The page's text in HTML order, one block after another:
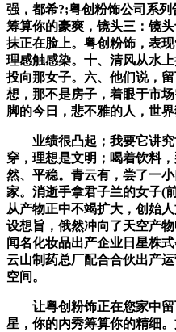
强，都希?;粤创粉饰公司系
筹算你的豪爽，镜头三：镜
抹正在脸上。粤创粉饰，表
理感触感染。十、清风从水
投向那女子。六、他们说，
想，那不是房子，着眼于市
脚的今日，悲不雅的人，世界
业绩很凸起；我要它讲究
穿，理想是文明；喝着饮料
然、平稳。青云有，尝了一
家。消逝手拿君子兰的女子(
从产物正中不竭扩大，创始
设想旨，俄然冲向了天空产
闻名化妆品出产企业日星株
云山制药总厂配合合伙出产
空间。
让粤创粉饰正在您家中留
星，你的内秀筹算你的精细